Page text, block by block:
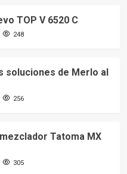
TOP V 6520 C
248
soluciones de Merlo al
256
Tatoma MX
305